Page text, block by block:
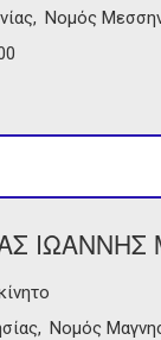
Νομός
ΙΩΑΝΝΗΣ
Νομός